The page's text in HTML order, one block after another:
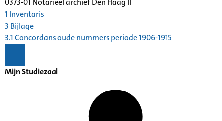
0373-01 Notarieel archief Den Haag II
1 Inventaris
3 Bijlage
3.1 Concordans oude nummers periode 1906-1915
Mijn Studiezaal